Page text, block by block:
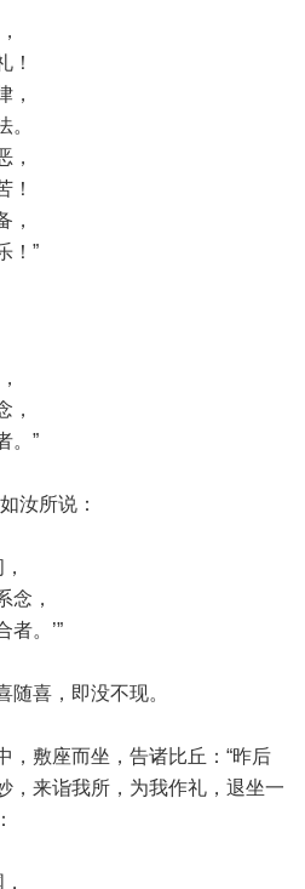
！
，
，
！
，
！”
，
。”
汝所说：
，
。’”
随喜，即没不现。
，敷座而坐，告诸比丘：“昨后
，来诣我所，为我作礼，退坐一